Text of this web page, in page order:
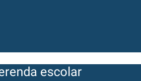
escolar